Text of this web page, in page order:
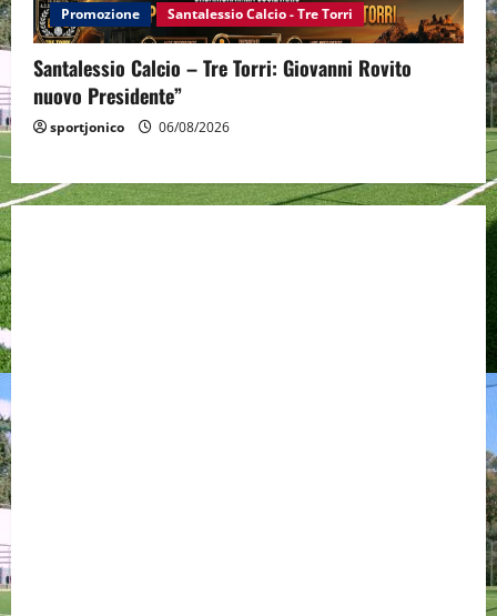
Promozione Santalessio Calcio - Tre Torri
Santalessio Calcio – Tre Torri: Giovanni Rovito
nuovo Presidente”
sportjonico 06/08/2026